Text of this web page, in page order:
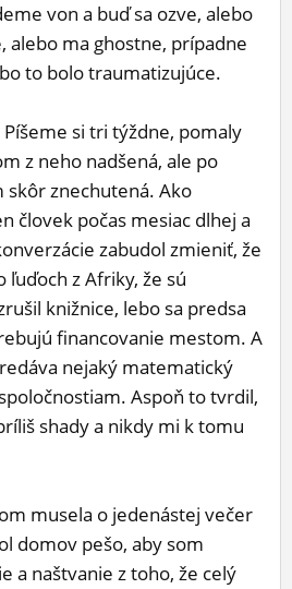
von a buď sa ozve, alebo
alebo ma ghostne, prípadne
to bolo traumatizujúce.
si tri týždne, pomaly
z neho nadšená, ale po
znechutená. Ako
človek počas mesiac dlhej a
zabudol zmieniť, že
ľuďoch z Afriky, že sú
knižnice, lebo sa predsa
financovanie mestom. A
nejaký matematický
Aspoň to tvrdil,
shady a nikdy mi k tomu
musela o jedenástej večer
domov pešo, aby som
a naštvanie z toho, že celý